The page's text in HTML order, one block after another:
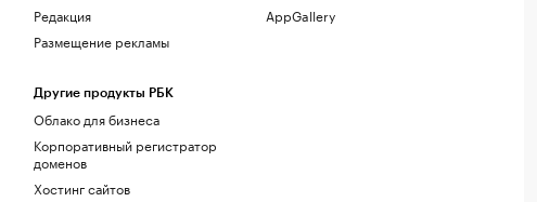
Редакция
Размещение рекламы
Другие продукты РБК
Облако для бизнеса
Корпоративный регистратор
доменов
Хостинг сайтов
AppGallery